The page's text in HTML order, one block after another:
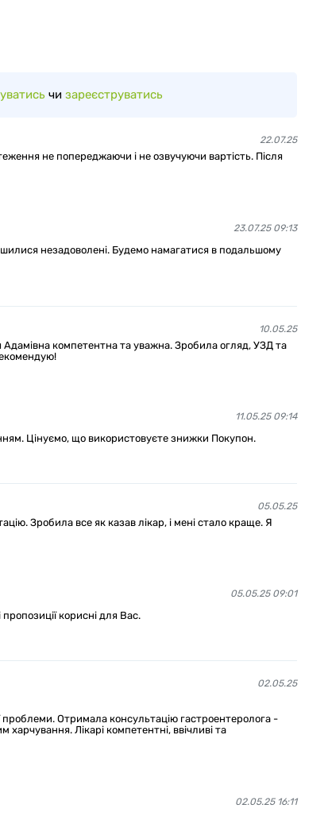
чи зареєструватись
22.07.25
не попереджаючи і не озвучуючи вартість. Після
23.07.25 09:13
незадоволені. Будемо намагатися в подальшому
10.05.25
Адамівна компетентна та уважна. Зробила огляд, УЗД та
11.05.25 09:14
Цінуємо, що використовуєте знижки Покупон.
05.05.25
Зробила все як казав лікар, і мені стало краще. Я
05.05.25 09:01
корисні для Вас.
02.05.25
Отримала консультацію гастроентеролога -
Лікарі компетентні, ввічливі та
02.05.25 16:11